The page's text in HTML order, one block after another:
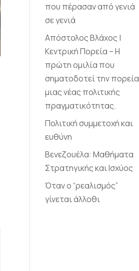
που πέρασαν από γενιά
σε γενιά
Απόστολος Βλάχος |
Κεντρική Πορεία – Η
πρώτη ομιλία που
σηματοδοτεί την πορεία
μιας νέας πολιτικής
πραγματικότητας.
Πολιτική συμμετοχή και
ευθύνη
Βενεζουέλα: Μαθήματα
Στρατηγικής και Ισχύος
Όταν ο “ρεαλισμός”
γίνεται άλλοθι